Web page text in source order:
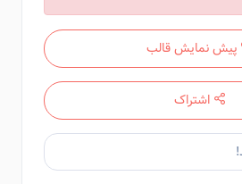
پیش نمایش قالب
اشتراک